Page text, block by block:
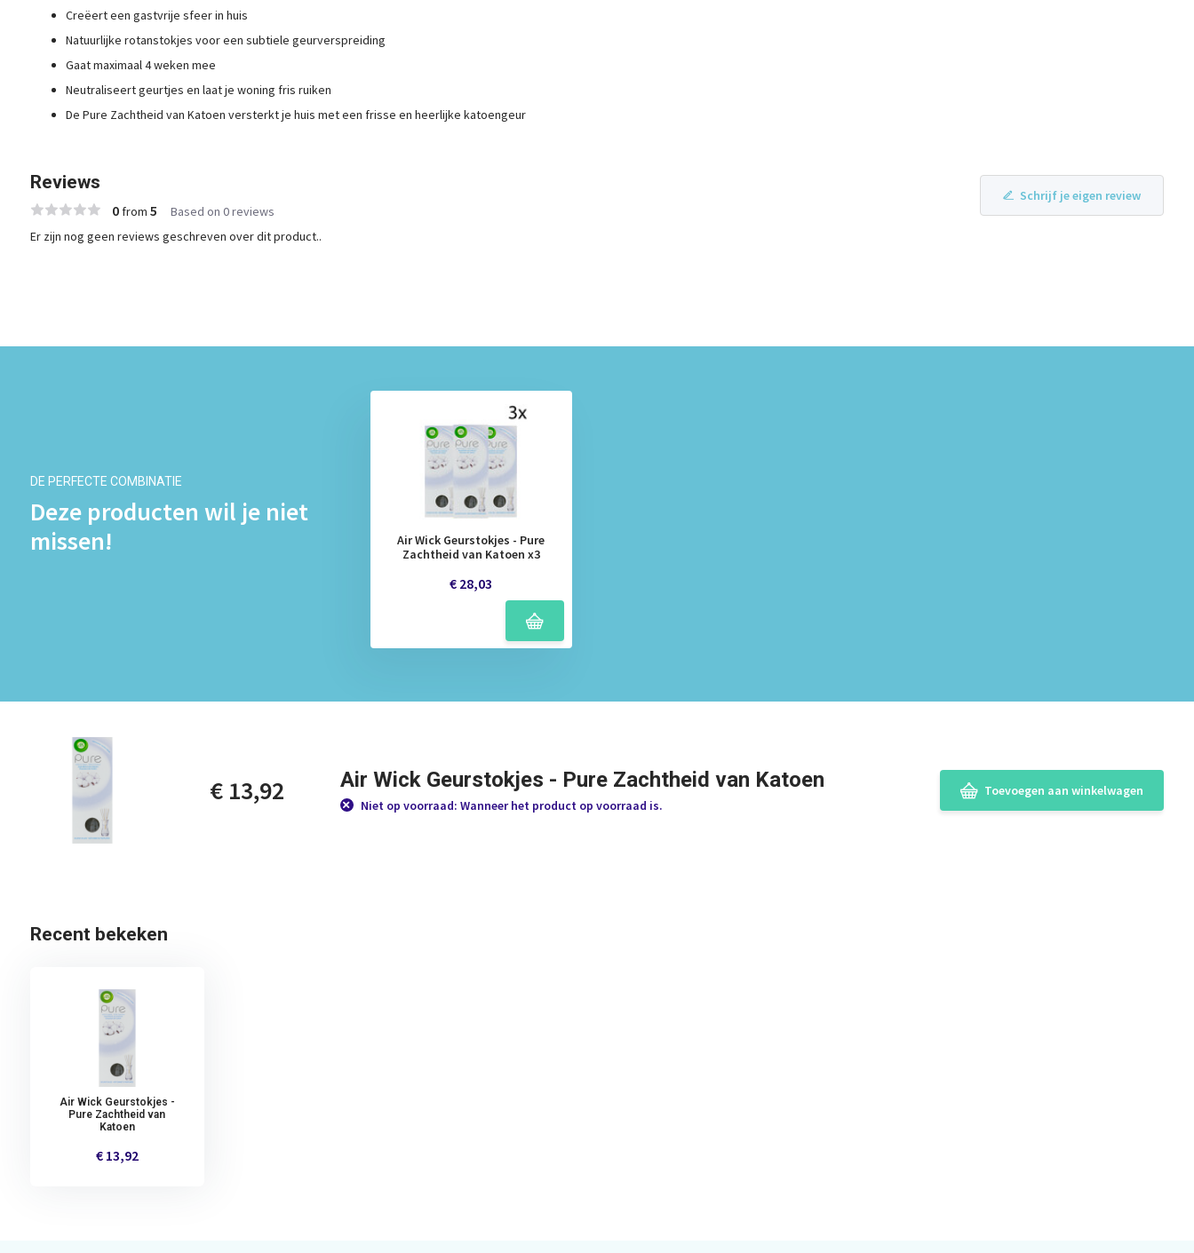
Creëert een gastvrije sfeer in huis
Natuurlijke rotanstokjes voor een subtiele geurverspreiding
Gaat maximaal 4 weken mee
Neutraliseert geurtjes en laat je woning fris ruiken
De Pure Zachtheid van Katoen versterkt je huis met een frisse en heerlijke katoengeur
Reviews
0from 5 Based on 0 reviews
Schrijf je eigen review
Er zijn nog geen reviews geschreven over dit product..
DE PERFECTE COMBINATIE
Deze producten wil je niet
missen!
Air Wick Geurstokjes - Pure
Zachtheid van Katoen x3
€ 28,03
€ 13,92 Air Wick Geurstokjes - Pure Zachtheid van Katoen
Niet op voorraad: Wanneer het product op voorraad is.
Toevoegen aan winkelwagen
Recent bekeken
Air Wick Geurstokjes -
Pure Zachtheid van
Katoen
€ 13,92